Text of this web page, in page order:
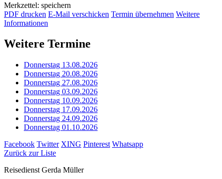
Merkzettel: speichern
PDF drucken E-Mail verschicken Termin übernehmen Weitere
Informationen
Weitere Termine
Donnerstag 13.08.2026
Donnerstag 20.08.2026
Donnerstag 27.08.2026
Donnerstag 03.09.2026
Donnerstag 10.09.2026
Donnerstag 17.09.2026
Donnerstag 24.09.2026
Donnerstag 01.10.2026
Facebook Twitter XING Pinterest Whatsapp
Zurück zur Liste
Reisedienst Gerda Müller